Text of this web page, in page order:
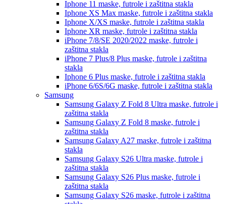
Iphone 11 maske, futrole i zaštitna stakla
Iphone XS Max maske, futrole i zaštitna stakla
Iphone X/XS maske, futrole i zaštitna stakla
Iphone XR maske, futrole i zaštitna stakla
iPhone 7/8/SE 2020/2022 maske, futrole i
zaštitna stakla
iPhone 7 Plus/8 Plus maske, futrole i zaštitna
stakla
Iphone 6 Plus maske, futrole i zaštitna stakla
iPhone 6/6S/6G maske, futrole i zaštitna stakla
Samsung
Samsung Galaxy Z Fold 8 Ultra maske, futrole i
zaštitna stakla
Samsung Galaxy Z Fold 8 maske, futrole i
zaštitna stakla
Samsung Galaxy A27 maske, futrole i zaštitna
stakla
Samsung Galaxy S26 Ultra maske, futrole i
zaštitna stakla
Samsung Galaxy S26 Plus maske, futrole i
zaštitna stakla
Samsung Galaxy S26 maske, futrole i zaštitna